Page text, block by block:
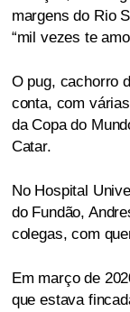
margens do Rio
“mil vezes te
O pug, cachorro
conta, com
da Copa do
Catar.
No Hospital
do Fundão,
colegas, com
Em março de
que estava